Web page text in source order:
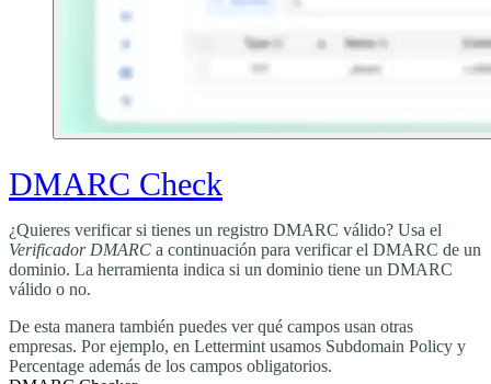
DMARC Check
¿Quieres verificar si tienes un registro DMARC válido? Usa el
Verificador DMARC a continuación para verificar el DMARC de un
dominio. La herramienta indica si un dominio tiene un DMARC
válido o no.
De esta manera también puedes ver qué campos usan otras
empresas. Por ejemplo, en Lettermint usamos Subdomain Policy y
Percentage además de los campos obligatorios.